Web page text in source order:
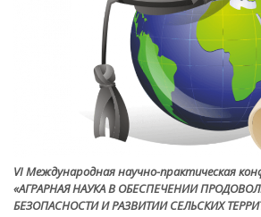
VI Международная научно-практическая
«АГРАРНАЯ НАУКА В ОБЕСПЕЧЕНИИ
БЕЗОПАСНОСТИ И РАЗВИТИИ СЕЛЬСКИХ